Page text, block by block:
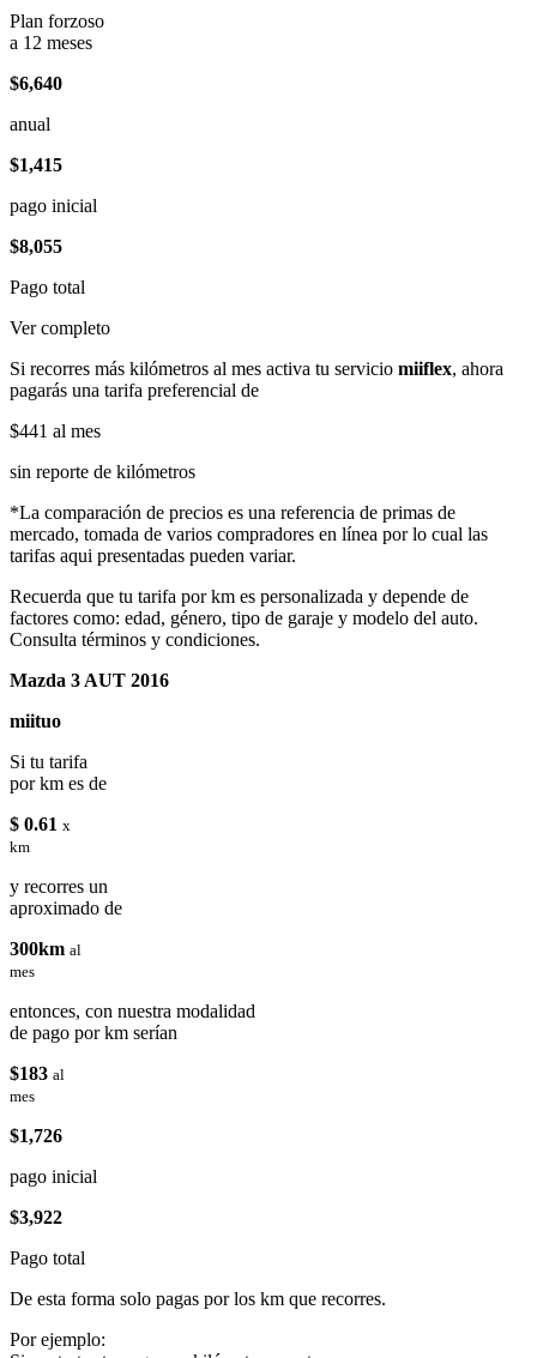
Plan forzoso
a 12 meses
$6,640
anual
$1,415
pago inicial
$8,055
Pago total
Ver completo
Si recorres más kilómetros al mes activa tu servicio miiflex, ahora
pagarás una tarifa preferencial de
$441 al mes
sin reporte de kilómetros
*La comparación de precios es una referencia de primas de
mercado, tomada de varios compradores en línea por lo cual las
tarifas aqui presentadas pueden variar.
Recuerda que tu tarifa por km es personalizada y depende de
factores como: edad, género, tipo de garaje y modelo del auto.
Consulta términos y condiciones.
Mazda 3 AUT 2016
miituo
Si tu tarifa
por km es de
$ 0.61 x
km
y recorres un
aproximado de
300km al
mes
entonces, con nuestra modalidad
de pago por km serían
$183 al
mes
$1,726
pago inicial
$3,922
Pago total
De esta forma solo pagas por los km que recorres.
Por ejemplo: